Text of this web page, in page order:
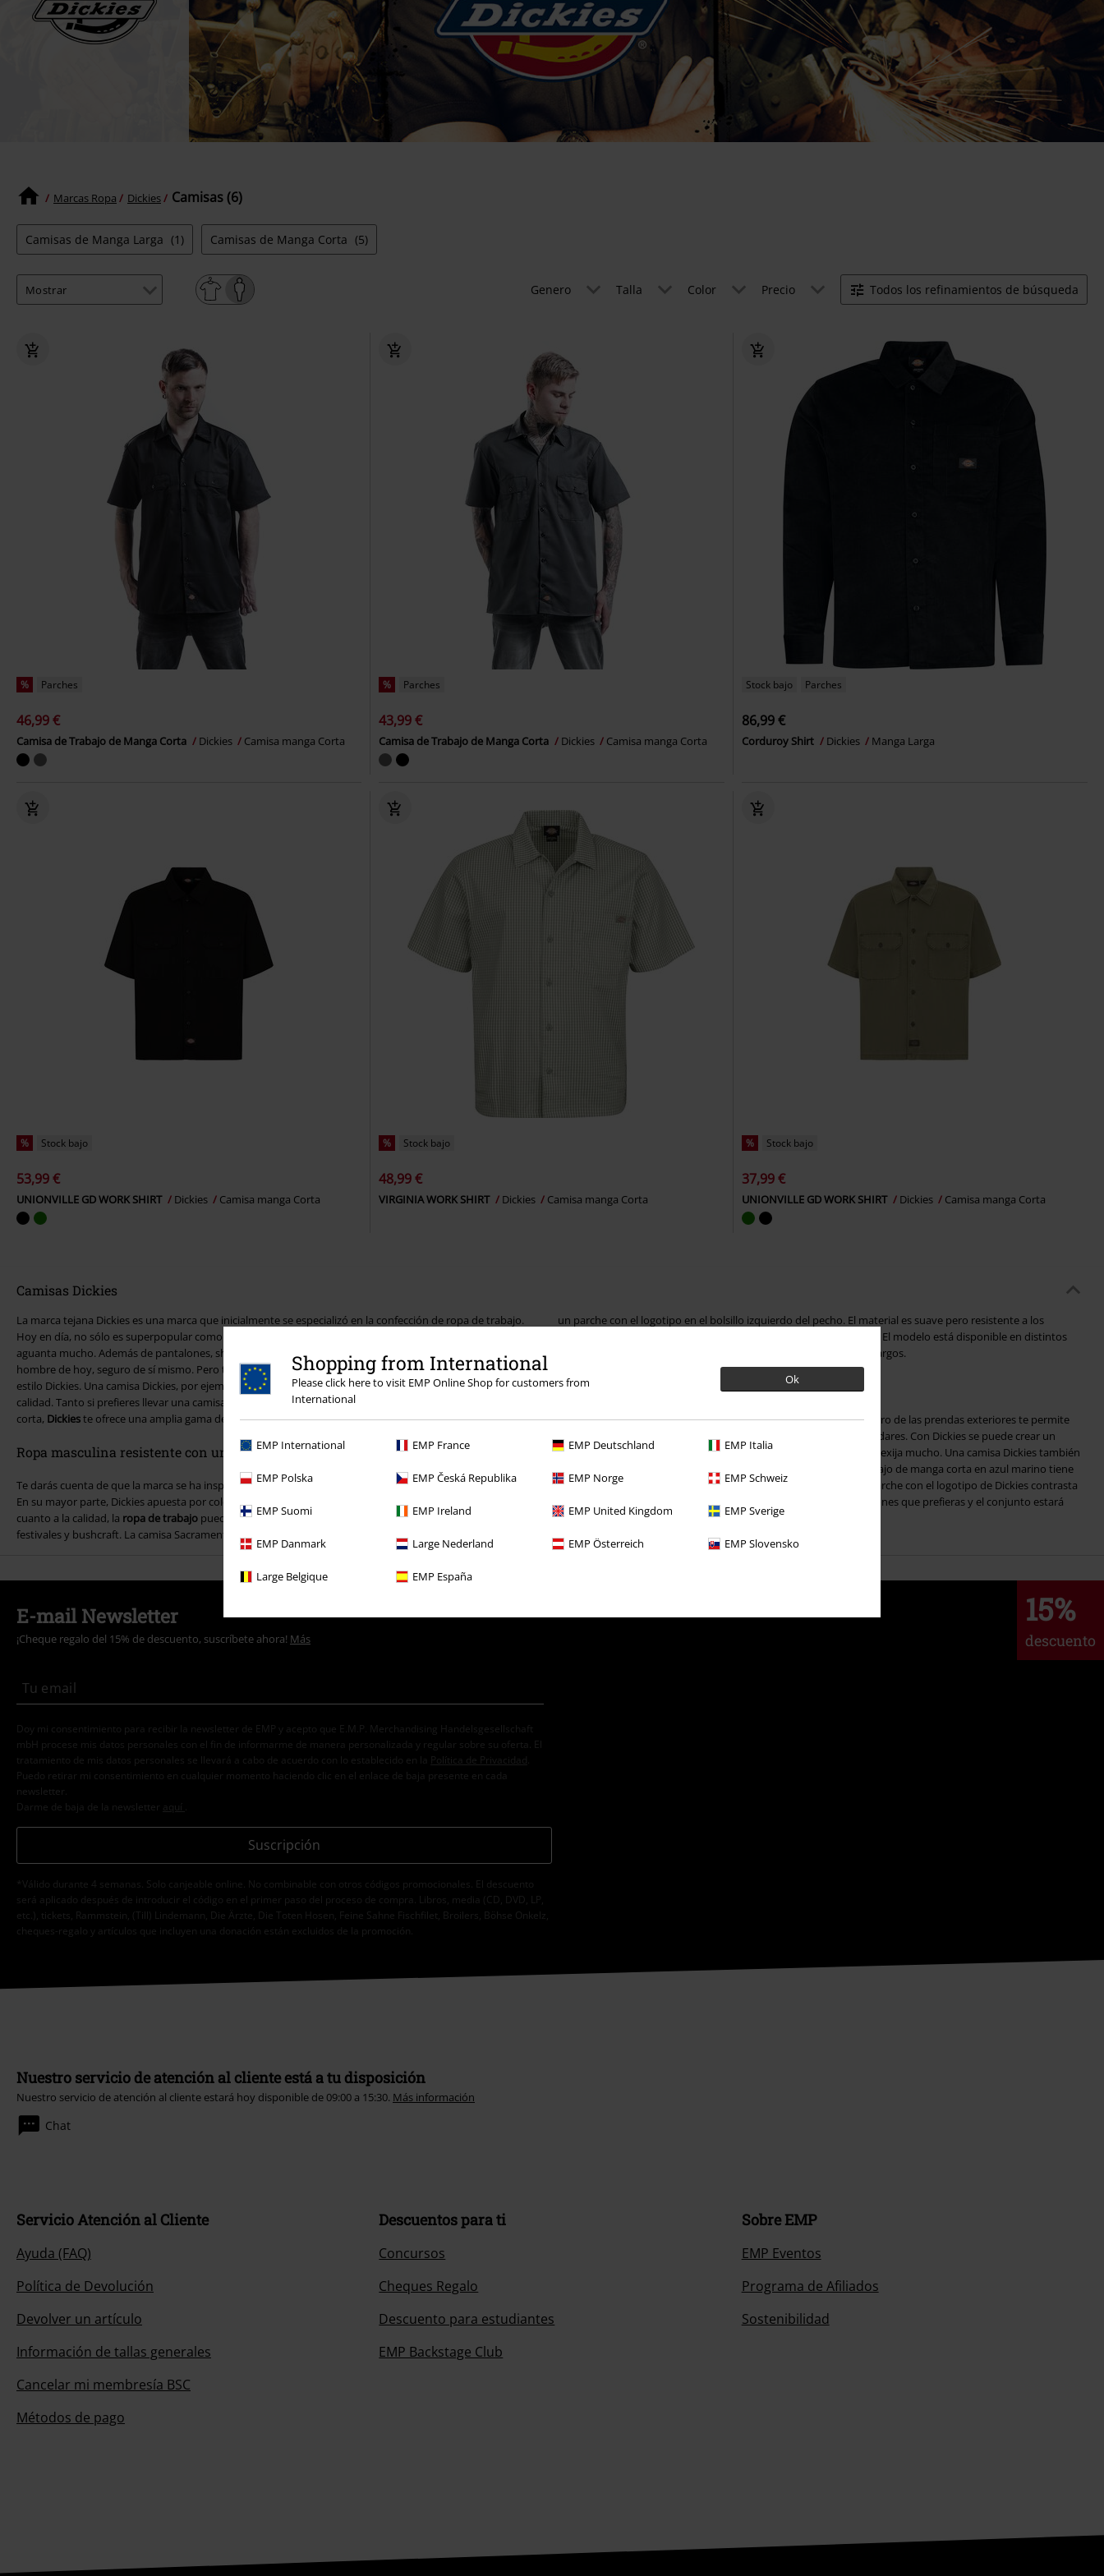
Shopping from International
Please click here to visit EMP Online Shop for customers from
International
Ok
EMP International EMP France EMP Deutschland EMP Italia
EMP Polska EMP Česká Republika EMP Norge EMP Schweiz
EMP Suomi EMP Ireland EMP United Kingdom EMP Sverige
EMP Danmark Large Nederland EMP Österreich EMP Slovensko
Large Belgique EMP España
Marcas Ropa Dickies Camisas (6)
Camisas de Manga Larga (1) Camisas de Manga Corta (5)
Genero Talla Color Precio Todos los refinamientos de búsqueda
% Parches
46,99 €
Camisa de Trabajo de Manga Corta Dickies Camisa manga Corta
% Parches
43,99 €
Camisa de Trabajo de Manga Corta Dickies Camisa manga Corta
Stock bajo Parches
86,99 €
Corduroy Shirt Dickies Manga Larga
% Stock bajo
53,99 €
UNIONVILLE GD WORK SHIRT Dickies Camisa manga Corta
% Stock bajo
48,99 €
VIRGINIA WORK SHIRT Dickies Camisa manga Corta
% Stock bajo
37,99 €
UNIONVILLE GD WORK SHIRT Dickies Camisa manga Corta
Camisas Dickies
La marca tejana Dickies es una marca que inicialmente se especializó en la confección de ropa de trabajo.
Hoy en día, no sólo es superpopular como ropa de trabajo robusta, sino sobre todo como ropa de ocio que
aguanta mucho. Además de pantalones, shorts y camisetas, la exitosa marca ofrece todo lo que necesita el
hombre de hoy, seguro de sí mismo. Pero también se puede llevar un conjunto de oficina relajado con el
estilo Dickies. Una camisa Dickies, por ejemplo, realza más tu look, porque el diseño es acertado, así como la
calidad. Tanto si prefieres llevar una camisa de franela de manga larga como una camisa informal de manga
corta, Dickieste ofrece una amplia gama de prendas de abrigo con estilo para hombre.
Ropa masculina resistente con una larga tradición
Te darás cuenta de que la marca se ha inspirado en el estilo militar estadounidense en muchas de sus piezas.
En su mayor parte, Dickies apuesta por colores poco agitados, como el gris, el azul oscuro o el negro. En
cuanto a la calidad, la ropa de trabajo puede aguantar una paliza, por lo que es ideal para acampadas,
festivales y bushcraft. La camisa Sacramento Dickies es una camisa informal de franela con mangas largas y
un parche con el logotipo en el bolsillo izquierdo del pecho. El material es suave pero resistente a los
desgarros, por lo que resulta esencial para un estilo de vida activo. El modelo está disponible en distintos
colores y se puede llevar perfectamente con pantalones cortos y largos.
Tu camiseta Dickies en la tienda EMP
Con las camisas Dickies te redefines. La calidad resistente al desgarro de las prendas exteriores te permite
mantenerte flexible en la vida cotidiana y establecer nuevos estándares. Con Dickies se puede crear un
conjunto de negocios relajado, así como un look de festival que te exija mucho. Una camisa Dickies también
es perfecta para ocasiones festivas y reuniones. La Camisa de trabajo de manga corta en azul marino tiene
una tapeta de botones delantera y dos bolsillos en el pecho. Un parche con el logotipo de Dickies contrasta
con el color sin ser demasiado dominante. Póntelo con los pantalones que prefieras y el conjunto estará
completo.
15%
descuento
E-mail Newsletter
¡Cheque regalo del 15% de descuento, suscríbete ahora! Más
Doy mi consentimiento para recibir la newsletter de EMP y acepto que E.M.P. Merchandising Handelsgesellschaft
mbH procese mis datos personales con el fin de informarme de manera personalizada y regular sobre su oferta. El
tratamiento de mis datos personales se llevará a cabo de acuerdo con lo establecido en la
Política de Privacidad
Puedo retirar mi consentimiento en cualquier momento haciendo clic en el enlace de baja presente en cada
newsletter.
Darme de baja de la newsletter
aquí
Suscripción
*Válido durante 4 semanas. Solo canjeable online. No combinable con otros códigos promocionales. El descuento
será aplicado después de introducir el código en el primer paso del proceso de compra. Libros, media (CD, DVD, LP,
etc.), tickets, Rammstein, (Till) Lindemann, Die Ärzte, Die Toten Hosen, Feine Sahne Fischfilet, Broilers, Böhse Onkelz,
cheques-regalo y artículos que incluyen una donación están excluidos de la promoción.
Nuestro servicio de atención al cliente está a tu disposición
Nuestro servicio de atención al cliente estará hoy disponible de 09:00 a 15:30. Más información
Chat
Servicio Atención al Cliente
Ayuda (FAQ)
Política de Devolución
Devolver un artículo
Información de tallas generales
Cancelar mi membresía BSC
Métodos de pago
Descuentos para ti
Concursos
Cheques Regalo
Descuento para estudiantes
EMP Backstage Club
Sobre EMP
EMP Eventos
Programa de Afiliados
Sostenibilidad